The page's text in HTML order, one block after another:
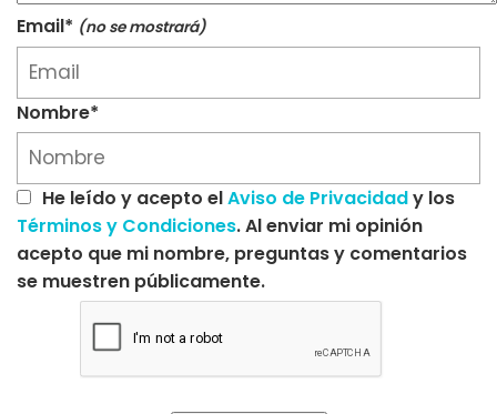
Email* (no se mostrará)
Nombre*
He leído y acepto elAviso de Privacidady los
Términos y Condiciones. Al enviar mi opinión
acepto que mi nombre, preguntas y comentarios
se muestren públicamente.